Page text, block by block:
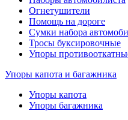
Огнетушители
Помощь на дороге
Сумки набора
Тросы буксировочные
Упоры
Упоры капота и багажника
Упоры капота
Упоры багажника